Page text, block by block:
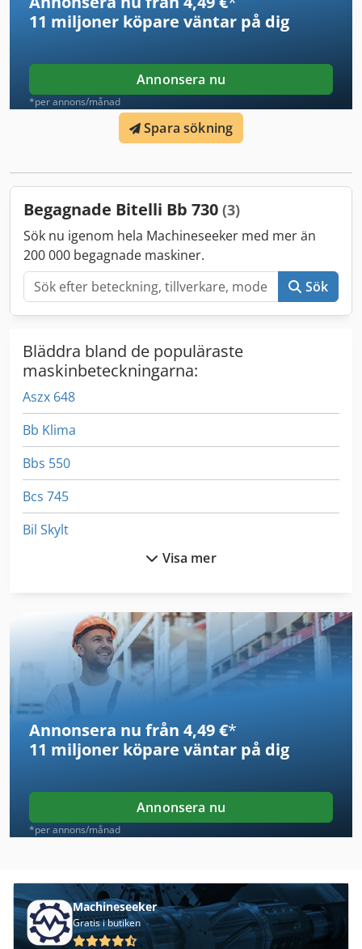
CATERPILLAR, FIAT HITACHI, KOMATSU
11 miljoner köpare väntar på dig
Annonsera nu
*per annons/månad
Spara sökning
Begagnade Bitelli Bb 730 (3)
Sök nu igenom hela Machineseeker med mer än
200 000 begagnade maskiner.
Sök
Bläddra bland de populäraste
maskinbeteckningarna:
Aszx 648
Bb Klima
Bbs 550
Bcs 745
Bil Skylt
Bitelli Bb 630
Bitelli Bb 632
Bitelli Bb 650
Bitelli Sf 102
Bitelli Sf 60
Brandt Kdf 530 C
Brandt Kdn 330
Brandt Optimat Ktd 720
Grass Bbm St
Visa mer
Annonsera nu från 4,49 €*
11 miljoner köpare väntar på dig
Annonsera nu
*per annons/månad
Machineseeker
Gratis i butiken